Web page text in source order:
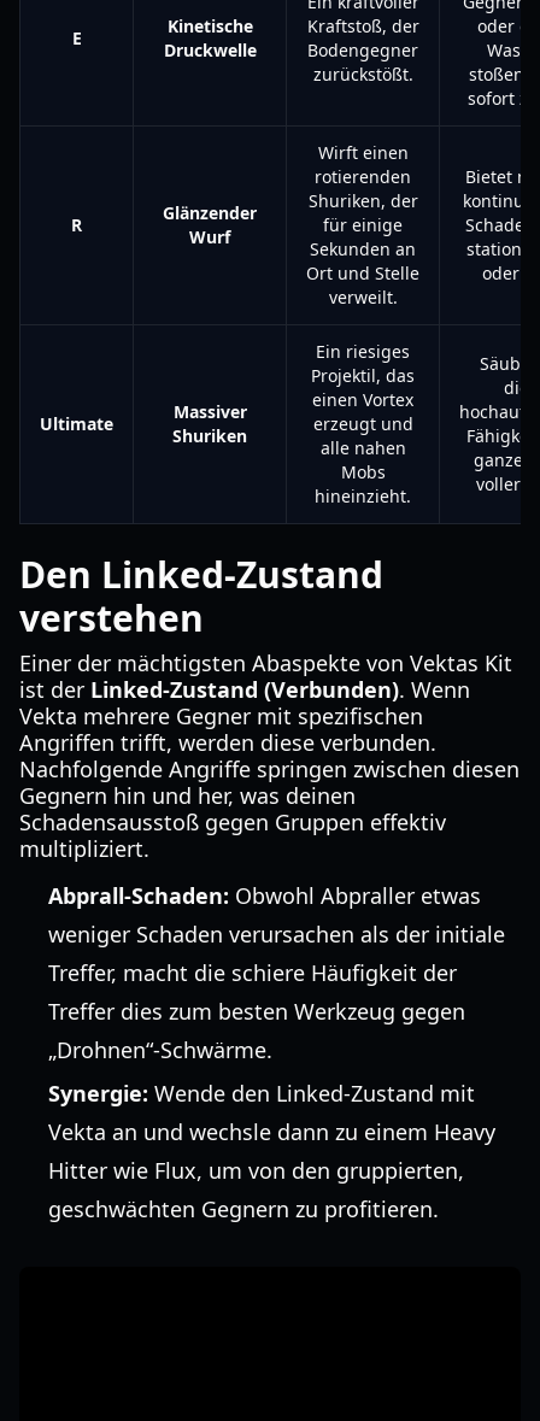
E
Kinetische
Druckwelle
Kraftstoß, der
Bodengegner
zurückstößt.
oder
stoßen,
sofort
R
Glänzender
Wurf
Wirft einen
rotierenden
Shuriken, der
für einige
Sekunden an
Ort und Stelle
verweilt.
Bietet
oder
Ultimate
Massiver
Shuriken
Ein riesiges
Projektil, das
einen Vortex
erzeugt und
alle nahen
Mobs
hineinzieht.
ganze
voller
Den Linked-Zustand
verstehen
Einer der mächtigsten Abaspekte von Vektas Kit
ist der Linked-Zustand (Verbunden). Wenn
Vekta mehrere Gegner mit spezifischen
Angriffen trifft, werden diese verbunden.
Nachfolgende Angriffe springen zwischen diesen
Gegnern hin und her, was deinen
Schadensausstoß gegen Gruppen effektiv
multipliziert.
Abprall-Schaden: Obwohl Abpraller etwas
weniger Schaden verursachen als der initiale
Treffer, macht die schiere Häufigkeit der
Treffer dies zum besten Werkzeug gegen
„Drohnen“-Schwärme.
Synergie: Wende den Linked-Zustand mit
Vekta an und wechsle dann zu einem Heavy
Hitter wie Flux, um von den gruppierten,
geschwächten Gegnern zu profitieren.